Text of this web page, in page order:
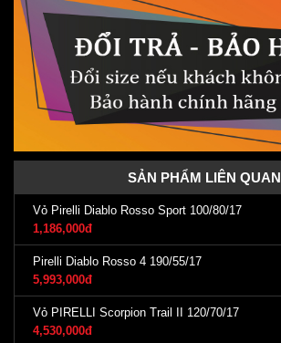
SẢN PHẨM LIÊN QUAN
Vỏ Pirelli Diablo Rosso Sport 100/80/17
1,186,000đ
Pirelli Diablo Rosso 4 190/55/17
5,993,000đ
Vỏ PIRELLI Scorpion Trail II 120/70/17
4,530,000đ